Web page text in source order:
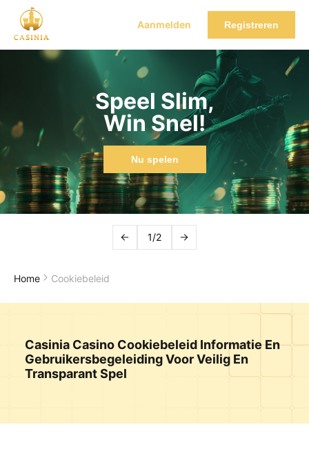
Aanmelden Registreren
Speel Slim,
Win Snel!
Nu spelen
1/2
Home Cookiebeleid
Casinia Casino Cookiebeleid Informatie En
Gebruikersbegeleiding Voor Veilig En
Transparant Spel